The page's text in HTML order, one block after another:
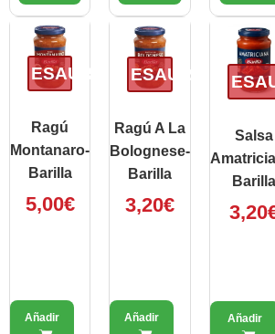
ESAURITO
Ragú
Montanaro-
Barilla
5,00€
ESAURITO
Ragú A La
Bolognese-
Barilla
3,20€
Salsa
Barilla
3,20